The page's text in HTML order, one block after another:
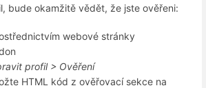
bude okamžitě vědět, že jste ověřeni:
webové stránky
profil > Ověření
HTML kód z ověřovací sekce na